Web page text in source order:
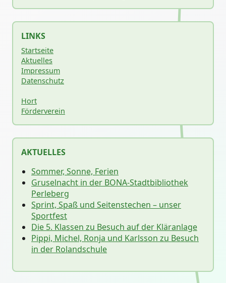
LINKS
Startseite
Aktuelles
Impressum
Datenschutz
Hort
Förderverein
AKTUELLES
Sommer, Sonne, Ferien
Gruselnacht in der BONA-Stadtbibliothek
Perleberg
Sprint, Spaß und Seitenstechen – unser
Sportfest
Die 5. Klassen zu Besuch auf der Kläranlage
Pippi, Michel, Ronja und Karlsson zu Besuch
in der Rolandschule